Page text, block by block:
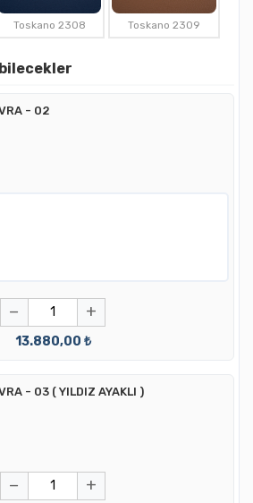
Toskano 2308 Toskano 2309
- 02
− +
13.880,00 ₺
- 03 ( YILDIZ AYAKLI )
− +